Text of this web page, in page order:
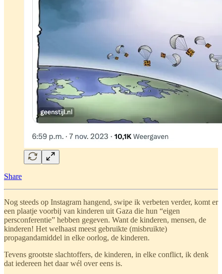
Share
Nog steeds op Instagram hangend, swipe ik verbeten verder, komt er
een plaatje voorbij van kinderen uit Gaza die hun “eigen
persconferentie” hebben gegeven. Want de kinderen, mensen, de
kinderen! Het welhaast meest gebruikte (misbruikte)
propagandamiddel in elke oorlog, de kinderen.
Tevens grootste slachtoffers, de kinderen, in elke conflict, ik denk
dat iedereen het daar wél over eens is.